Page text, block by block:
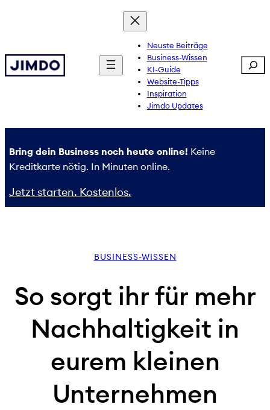
Neuste Beiträge
Business-Wissen
KI-Guide
Website-Tipps
Inspiration
Jimdo Updates
Bring dein Business noch heute online! Keine
Kreditkarte nötig. In Minuten online.
Jetzt starten. Kostenlos.
BUSINESS-WISSEN
So sorgt ihr für mehr
Nachhaltigkeit in
eurem kleinen
Unternehmen